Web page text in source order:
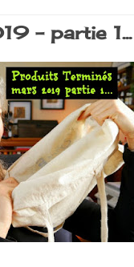
- partie 1...